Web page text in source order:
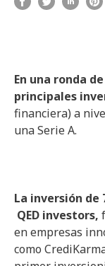
En una ronda
principales
financiera) a
una Serie A.
La inversión de
QED investors,
en empresas
como